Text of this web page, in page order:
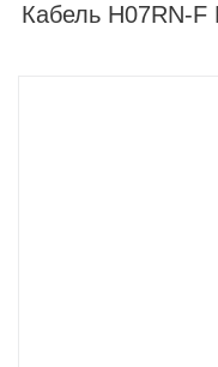
Кабель H07RN-F